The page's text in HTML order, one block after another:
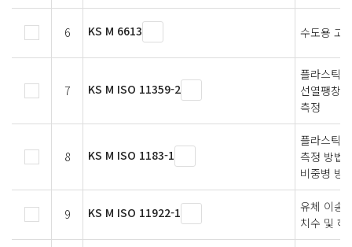
6 KS M 6613 수도용 고
7 KS M ISO 11359-2
플라스틱-
선열팽창
측정
8 KS M ISO 1183-1
플라스틱
측정 방법
비중병 방
9 KS M ISO 11922-1
유체 이송
치수 및